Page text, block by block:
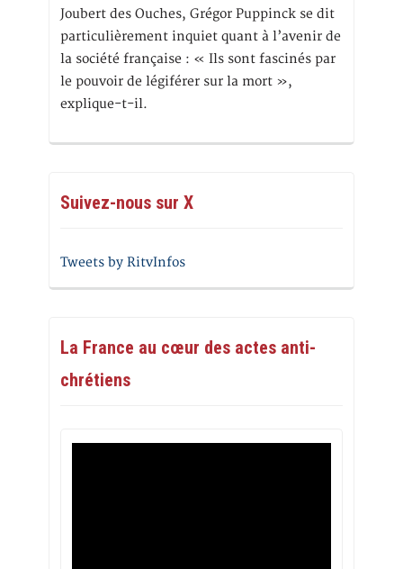
Joubert des Ouches, Grégor Puppinck se dit
particulièrement inquiet quant à l’avenir de
la société française : « Ils sont fascinés par
le pouvoir de légiférer sur la mort »,
explique-t-il.
Suivez-nous sur X
Tweets by RitvInfos
La France au cœur des actes anti-
chrétiens